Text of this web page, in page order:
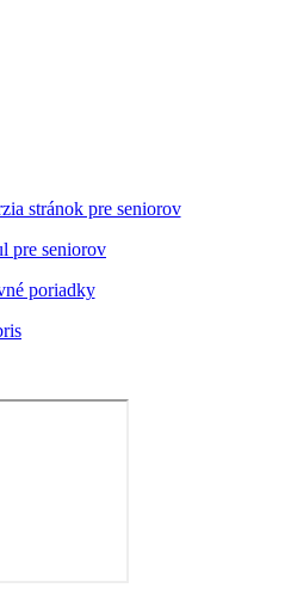
stránok pre seniorov
poriadky